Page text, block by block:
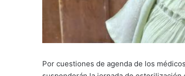
Por cuestiones de agenda de los